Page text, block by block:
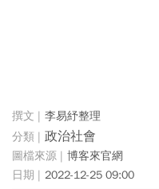
李易紓整理
政治社會
博客來官網
2022-12-25 09:00